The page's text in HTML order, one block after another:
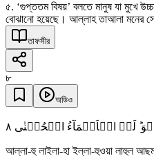
৫. ‘গুপ্ততম বিষয়’ বলতে মানুষ যা মুখে
বোঝানো হয়েছে। আল্লাহ তাআলা মনের
তাফসীর
৮
অডিও
ہُوَ ؕ لَہُ الۡاَسۡمَآءُ الۡحُسۡنٰی ٨
আল্লা-হু লাইলা-হা ইল্লা-হুওয়া লাহুল